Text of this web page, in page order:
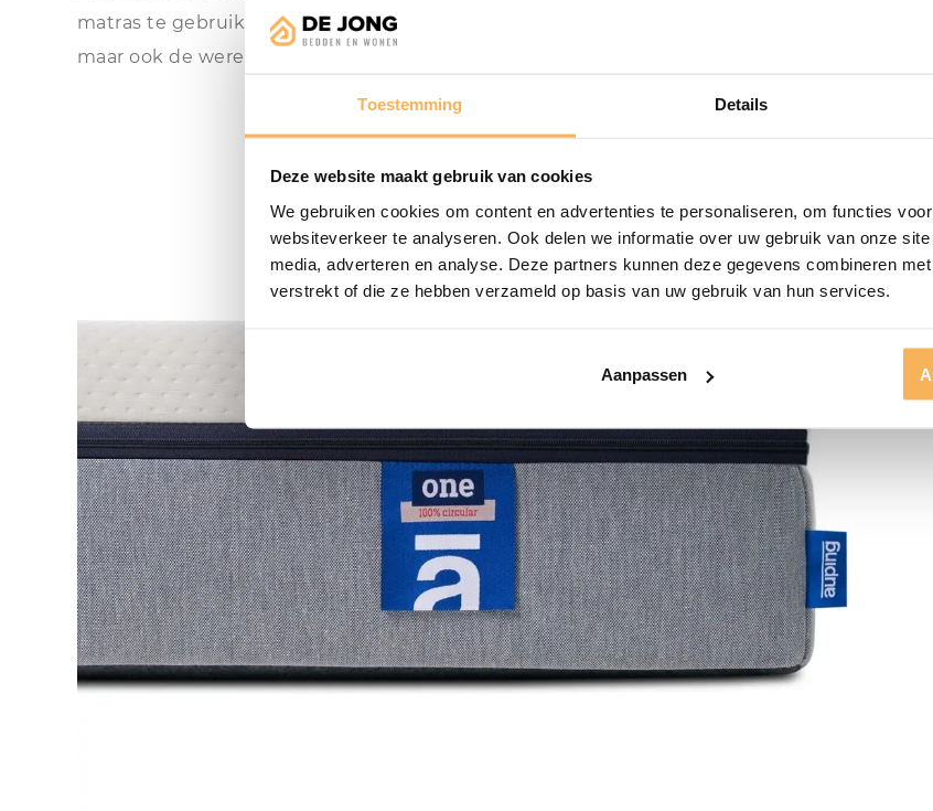
Toestemming Details
Deze website maakt gebruik van cookies
We gebruiken cookies om content en advertenties te personaliseren, om functies
websiteverkeer te analyseren. Ook delen we informatie over uw gebruik van onze
media, adverteren en analyse. Deze partners kunnen deze gegevens combineren
verstrekt of die ze hebben verzameld op basis van uw gebruik van hun services.
Aanpassen
matras te gebruiken voor een nieuw circulair matras. Zo rust Auping niet alleen jou,
maar ook de wereld uit.